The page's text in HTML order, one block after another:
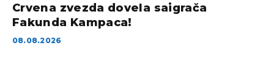
Crvena zvezda dovela saigrača
Fakunda Kampaca!
08.08.2026